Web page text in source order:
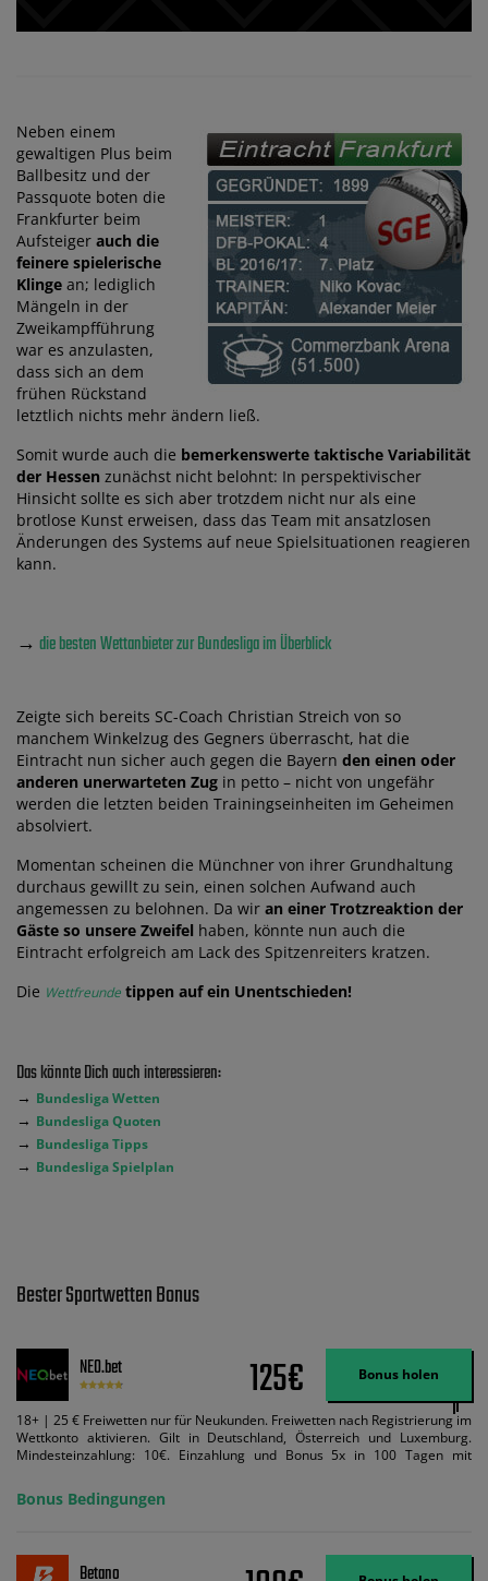
Neben einem
gewaltigen Plus beim
Ballbesitz und der
Passquote boten die
Frankfurter beim
Aufsteiger auch die
feinere spielerische
Klinge an; lediglich
Mängeln in der
Zweikampfführung
war es anzulasten,
dass sich an dem
frühen Rückstand
letztlich nichts mehr ändern ließ.
Somit wurde auch die bemerkenswerte taktische Variabilität
der Hessen zunächst nicht belohnt: In perspektivischer
Hinsicht sollte es sich aber trotzdem nicht nur als eine
brotlose Kunst erweisen, dass das Team mit ansatzlosen
Änderungen des Systems auf neue Spielsituationen reagieren
kann.
→ die besten Wettanbieter zur Bundesliga im Überblick
Zeigte sich bereits SC-Coach Christian Streich von so
manchem Winkelzug des Gegners überrascht, hat die
Eintracht nun sicher auch gegen die Bayern den einen oder
anderen unerwarteten Zug in petto – nicht von ungefähr
werden die letzten beiden Trainingseinheiten im Geheimen
absolviert.
Momentan scheinen die Münchner von ihrer Grundhaltung
durchaus gewillt zu sein, einen solchen Aufwand auch
angemessen zu belohnen. Da wir an einer Trotzreaktion der
Gäste so unsere Zweifel haben, könnte nun auch die
Eintracht erfolgreich am Lack des Spitzenreiters kratzen.
Die Wettfreunde tippen auf ein Unentschieden!
Das könnte Dich auch interessieren:
→ Bundesliga Wetten
→ Bundesliga Quoten
→ Bundesliga Tipps
→ Bundesliga Spielplan
Bester Sportwetten Bonus
NEO.bet 125€ Bonus holen
18+ | 25 € Freiwetten nur für Neukunden. Freiwetten nach Registrierung im
Wettkonto aktivieren. Gilt in Deutschland, Österreich und Luxemburg.
Mindesteinzahlung: 10€. Einzahlung und Bonus 5x in 100 Tagen mit
Bedingungen können geändert werden. AGB gelten. Lizenziert; Hilfe bei
Suchtrisiken: buwei.de.
Bonus Bedingungen
Betano